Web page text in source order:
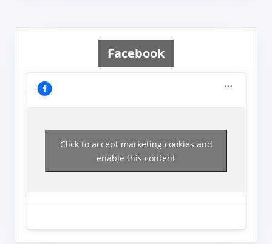
Facebook
Click to accept marketing cookies and
enable this content